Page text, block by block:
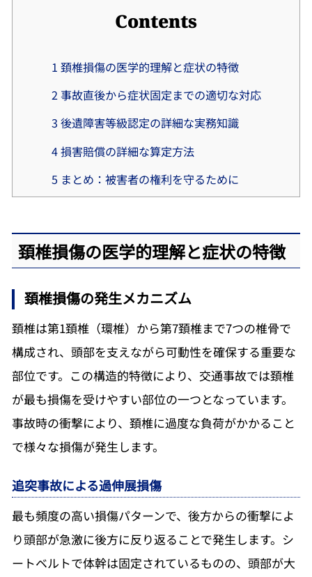
Contents
1 頚椎損傷の医学的理解と症状の特徴
2事故直後から症状固定までの適切な対応
3 後遺障害等級認定の詳細な実務知識
4損害賠償の詳細な算定方法
5 まとめ：被害者の権利を守るために
頚椎損傷の医学的理解と症状の特徴
頚椎損傷の発生メカニズム
頚椎は第1頚椎（環椎）から第7頚椎まで7つの椎骨で
構成され、頭部を支えながら可動性を確保する重要な
部位です。この構造的特徴により、交通事故では頚椎
が最も損傷を受けやすい部位の一つとなっています。
事故時の衝撃により、頚椎に過度な負荷がかかること
で様々な損傷が発生します。
追突事故による過伸展損傷
最も頻度の高い損傷パターンで、後方からの衝撃によ
り頭部が急激に後方に反り返ることで発生します。シ
ートベルトで体幹は固定されているものの、頭部が大